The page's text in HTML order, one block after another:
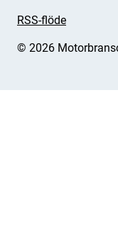
RSS-flöde
© 2026